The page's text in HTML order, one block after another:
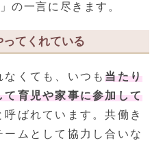
の一言に尽きます。
てくれている
なくても、いつも当たり
育児や家事に参加して
呼ばれています。共働き
ムとして協力し合いな